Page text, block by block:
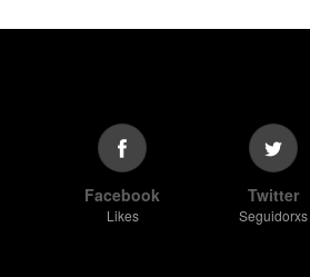
Facebook
Likes
Twitter
Seguidorxs